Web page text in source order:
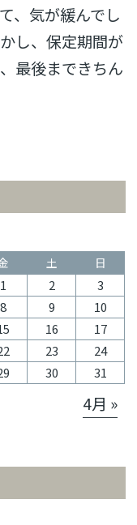
、気が緩んでし
し、保定期間が
最後まできちん
土 日
1 2
3
8 9
10
16
17
23
24
30 31
4月 »